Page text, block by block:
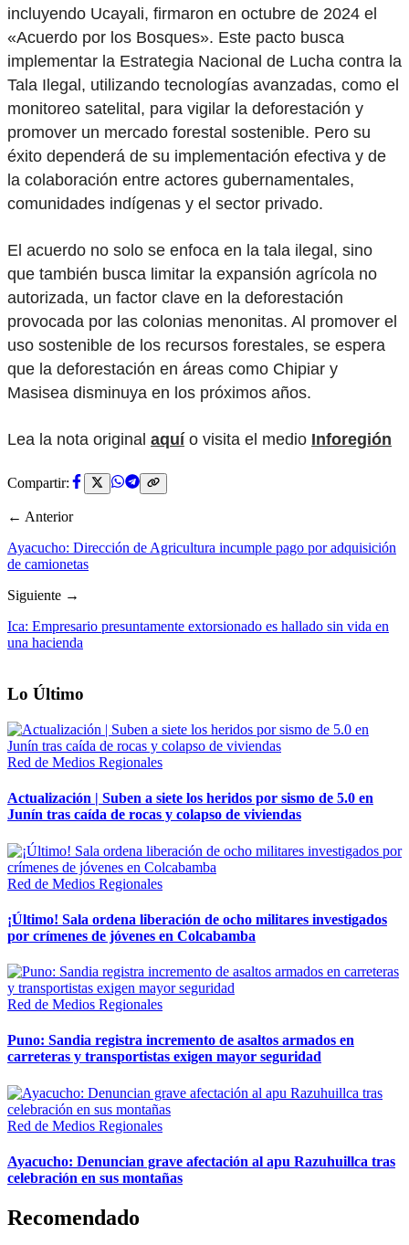
incluyendo Ucayali, firmaron en octubre de 2024 el
«Acuerdo por los Bosques». Este pacto busca
implementar la Estrategia Nacional de Lucha contra la
Tala Ilegal, utilizando tecnologías avanzadas, como el
monitoreo satelital, para vigilar la deforestación y
promover un mercado forestal sostenible. Pero su
éxito dependerá de su implementación efectiva y de
la colaboración entre actores gubernamentales,
comunidades indígenas y el sector privado.
El acuerdo no solo se enfoca en la tala ilegal, sino
que también busca limitar la expansión agrícola no
autorizada, un factor clave en la deforestación
provocada por las colonias menonitas. Al promover el
uso sostenible de los recursos forestales, se espera
que la deforestación en áreas como Chipiar y
Masisea disminuya en los próximos años.
Lea la nota original aquío visita el medio Inforegión
Compartir:
← Anterior
Ayacucho: Dirección de Agricultura incumple pago por adquisición
de camionetas
Siguiente →
Ica: Empresario presuntamente extorsionado es hallado sin vida en
una hacienda
Lo Último
Red de Medios Regionales
Actualización | Suben a siete los heridos por sismo de 5.0 en
Junín tras caída de rocas y colapso de viviendas
Red de Medios Regionales
¡Último! Sala ordena liberación de ocho militares investigados
por crímenes de jóvenes en Colcabamba
Red de Medios Regionales
Puno: Sandia registra incremento de asaltos armados en
carreteras y transportistas exigen mayor seguridad
Red de Medios Regionales
Ayacucho: Denuncian grave afectación al apu Razuhuillca tras
celebración en sus montañas
Recomendado